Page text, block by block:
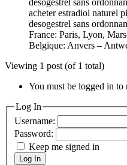
acheter estradiol naturel
desogestrel sans
France: Paris, Lyon,
Belgique: Anvers –
Viewing 1 post (of 1 total)
You must be logged in to
Log In
Username:
Password:
Keep me signed in
Log In